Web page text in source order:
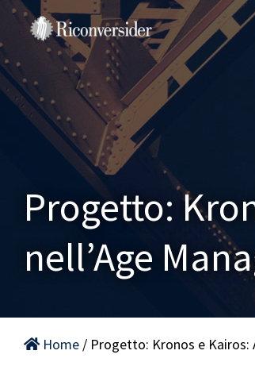
Salta
contenuto
Progetto:
nell’Age
Home / Progetto: Kronos e Kairos: